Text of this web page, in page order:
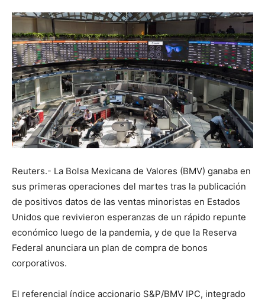
Reuters.- La Bolsa Mexicana de Valores (BMV) ganaba en
sus primeras operaciones del martes tras la publicación
de positivos datos de las ventas minoristas en Estados
Unidos que revivieron esperanzas de un rápido repunte
económico luego de la pandemia, y de que la Reserva
Federal anunciara un plan de compra de bonos
corporativos.
El referencial índice accionario S&P/BMV IPC, integrado